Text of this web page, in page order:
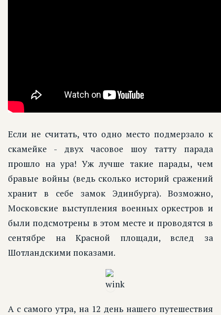
Если не считать, что одно место подмерзало к
скамейке - двух часовое шоу татту парада
прошло на ура! Уж лучше такие парады, чем
бравые войны (ведь сколько историй сражений
хранит в себе замок Эдинбурга). Возможно,
Московские выступления военных оркестров и
были подсмотрены в этом месте и проводятся в
сентябре на Красной площади, вслед за
Шотландскими показами.
А с самого утра, на 12 день нашего путешествия